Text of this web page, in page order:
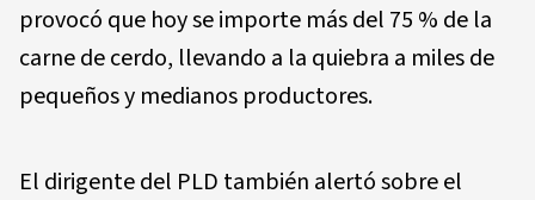
provocó que hoy se importe más del 75 % de la
carne de cerdo, llevando a la quiebra a miles de
pequeños y medianos productores.
El dirigente del PLD también alertó sobre el